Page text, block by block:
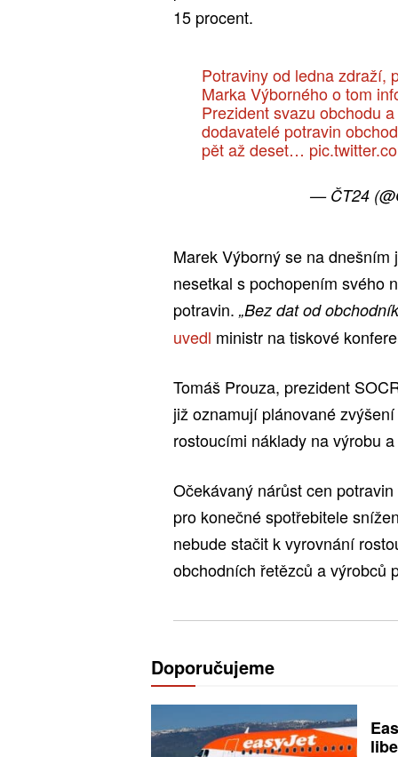
15 procent.
Potraviny od ledna zdraží,
Marka Výborného o tom
Prezident svazu obchodu
dodavatelé potravin
pět až deset…
— ČT24
Marek Výborný se na
nesetkal s pochopením svého
potravin. „Bez dat od
uvedl ministr na tiskové
Tomáš Prouza, prezident
již oznamují plánované
rostoucími náklady na výrobu
Očekávaný nárůst cen
pro konečné spotřebitele
nebude stačit k vyrovnání
obchodních řetězců a výrobců
Doporučujeme